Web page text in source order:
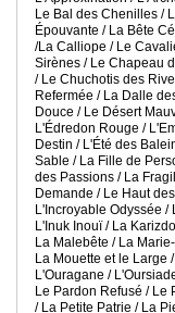
Le Bal des Chenilles /
Épouvante / La Bête
/La Calliope / Le
Sirènes / Le Chapeau
/ Le Chuchotis des
Refermée / La Dalle
Douce / Le Désert
L'Édredon Rouge /
Destin / L'Été des
Sable / La Fille de
des Passions / La
Demande / Le Haut
L'Incroyable Odyssée
L'Inuk Inouï / La
La Malebête / La
La Mouette et le Large
L'Ouragane /
Le Pardon Refusé / Le
/ La Petite Patrie / La